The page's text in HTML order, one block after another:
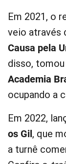
Em 2021, o
veio através
Causa pela
disso,
Academia
ocupando a
Em 2022,
os Gil, que
a turnê